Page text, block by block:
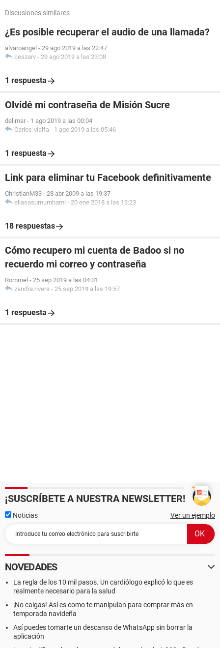
Discusiones similares
¿Es posible recuperar el audio de una llamada?
alvaroangel - 29 ago 2019 a las 22:47
ceszarv - 29 ago 2019 a las 23:08
1 respuesta
Olvidé mi contraseña de Misión Sucre
delimar - 1 ago 2019 a las 00:04
Carlos-vialfa - 1 ago 2019 a las 05:46
1 respuesta
Link para eliminar tu Facebook definitivamente
ChristianM33 - 28 abr 2009 a las 19:37
eliasasumumbami - 20 ene 2018 a las 13:23
18 respuestas
Cómo recupero mi cuenta de Badoo si no
recuerdo mi correo y contraseña
Rommel - 25 sep 2019 a las 04:01
zandra.rivera - 25 sep 2019 a las 19:57
1 respuesta
¡SUSCRÍBETE A NUESTRA NEWSLETTER!
Noticias Ver un ejemplo
NOVEDADES
La regla de los 10 mil pasos. Un cardiólogo explicó lo que es
realmente necesario para la salud
¡No caigas! Así es como te manipulan para comprar más en
temporada navideña
Así puedes tomarte un descanso de WhatsApp sin borrar la
aplicación